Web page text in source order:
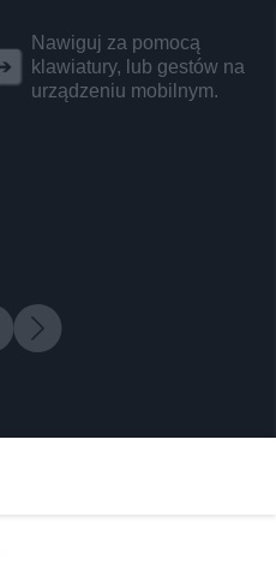
Nawiguj za pomocą
klawiatury, lub gestów na
urządzeniu mobilnym.